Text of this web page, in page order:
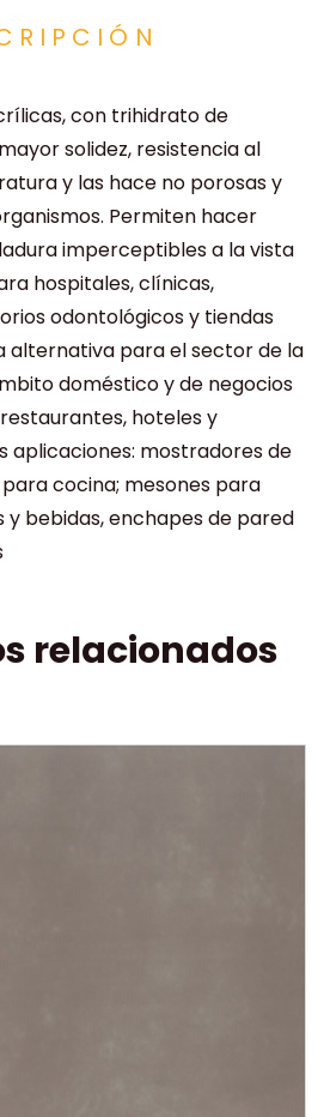
con trihidrato de
solidez, resistencia al
y las hace no porosas y
Permiten hacer
imperceptibles a la vista
hospitales, clínicas,
odontológicos y tiendas
alternativa para el sector de la
doméstico y de negocios
hoteles y
aplicaciones: mostradores de
cocina; mesones para
y bebidas, enchapes de pared
relacionados